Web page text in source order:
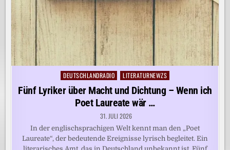
Posted
DEUTSCHLANDRADIO LITERATURNEWZS
Fünf Lyriker über Macht und Dichtung – Wenn ich
Poet Laureate wär …
31. JULI 2026
In der englischsprachigen Welt kennt man den „Poet
Laureate“, der bedeutende Ereignisse lyrisch begleitet. Ein